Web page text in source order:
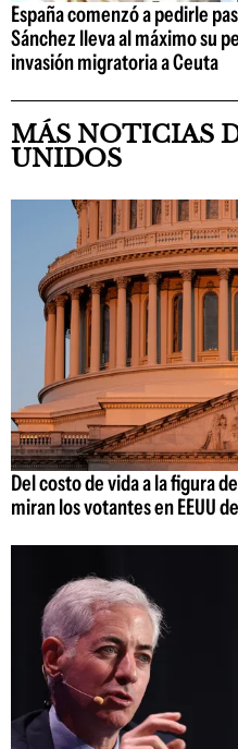
España comenzó a pedirle
Sánchez lleva al máximo su
invasión migratoria a Ceuta
MÁS NOTICIAS
UNIDOS
Del costo de vida a la figura
miran los votantes en EEUU